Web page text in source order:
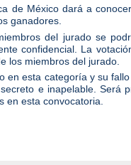
de México dará a
ganadores.
del jurado se
confidencial. La
los miembros del jurado.
en esta categoría y su
e inapelable. Será
en esta convocatoria.